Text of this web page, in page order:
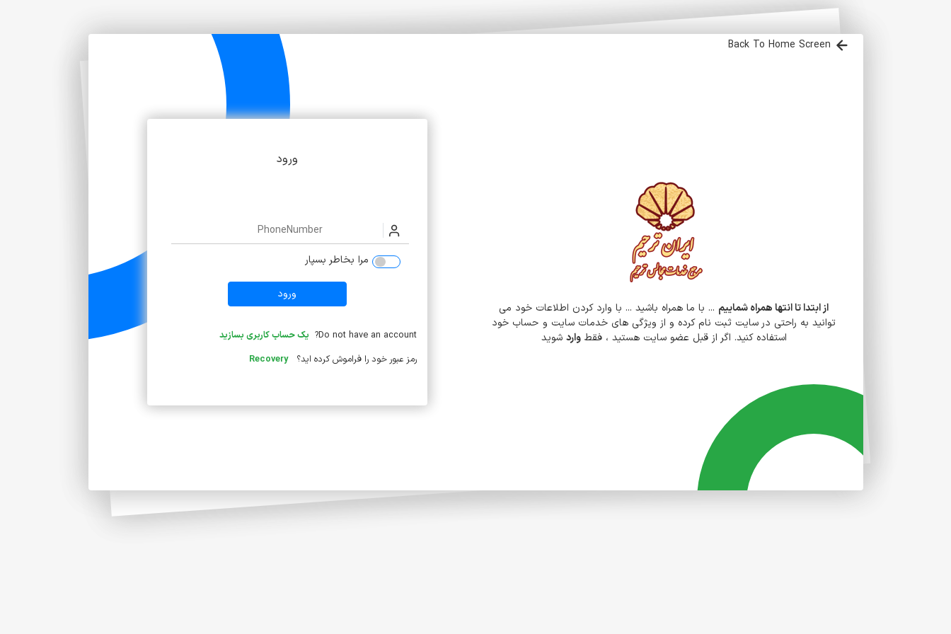
از ابتدا تا انتها همراه شماییم ... با ما همراه باشید ... با وارد کردن اطلاعات خود می
توانید به راحتی در سایت ثبت نام کرده و از ویژگی های خدمات سایت و حساب خود
استفاده کنید. اگر از قبل عضو سایت هستید ، فقطوارد شوید
ورود
مرا بخاطر بسپار
ورود
Do not have an account?
یک حساب کاربری بسازید
رمز عبور خود را فراموش کرده اید؟
Recovery